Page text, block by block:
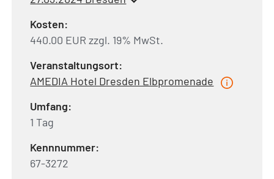
Kosten:
440.00 EUR zzgl. 19% MwSt.
Veranstaltungsort:
AMEDIA Hotel Dresden Elbpromenade
Umfang:
1 Tag
Kennnummer:
67-3272